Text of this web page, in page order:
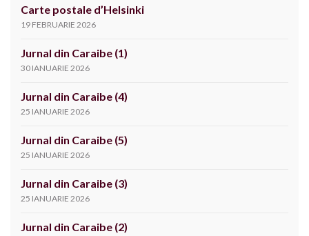
Carte postale d’Helsinki
19 FEBRUARIE 2026
Jurnal din Caraibe (1)
30 IANUARIE 2026
Jurnal din Caraibe (4)
25 IANUARIE 2026
Jurnal din Caraibe (5)
25 IANUARIE 2026
Jurnal din Caraibe (3)
25 IANUARIE 2026
Jurnal din Caraibe (2)